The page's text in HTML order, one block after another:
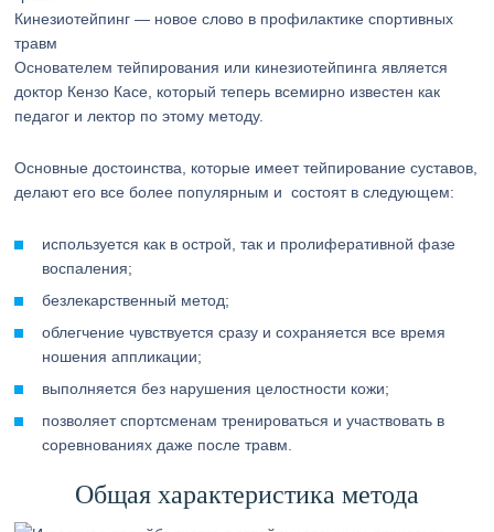
Кинезиотейпинг — новое слово в профилактике спортивных
травм
Основателем тейпирования или кинезиотейпинга является
доктор Кензо Касе, который теперь всемирно известен как
педагог и лектор по этому методу.
Основные достоинства, которые имеет тейпирование суставов,
делают его все более популярным и состоят в следующем:
используется как в острой, так и пролиферативной фазе
воспаления;
безлекарственный метод;
облегчение чувствуется сразу и сохраняется все время
ношения аппликации;
выполняется без нарушения целостности кожи;
позволяет спортсменам тренироваться и участвовать в
соревнованиях даже после травм.
Общая характеристика метода